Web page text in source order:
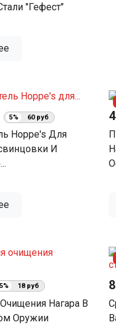
"Гефест"
5% 60 руб
Hoppe's Для
И
5% 18 руб
Нагара В
Оружии